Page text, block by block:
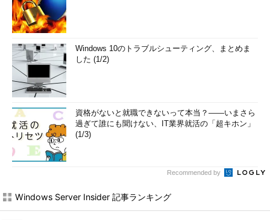
Windows 10のトラブルシューティング、まとめま
した (1/2)
資格がないと就職できないって本当？――いまさら
過ぎて誰にも聞けない、IT業界就活の「超キホン」
(1/3)
Recommended by
Windows Server Insider 記事ランキング